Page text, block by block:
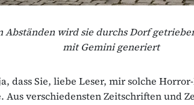
Abständen wird sie durchs Dorf
mit Gemini generiert
dass Sie, liebe Leser, mir solche
Aus verschiedensten Zeitschriften und